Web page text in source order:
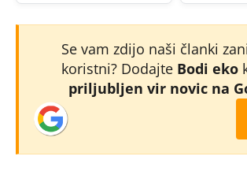
Se vam zdijo naši članki
koristni? Dodajte Bodi eko
priljubljen vir novic na